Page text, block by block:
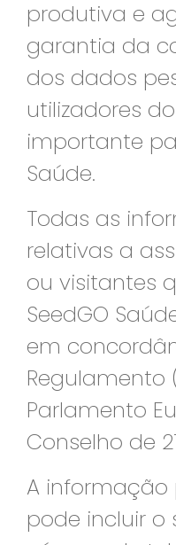
produtiva e
garantia da
dos dados
utilizadores
importante
Saúde.
Todas as
relativas a
ou visitantes
SeedGO
em
Regulamento
Parlamento
Conselho de
A informação
pode incluir o